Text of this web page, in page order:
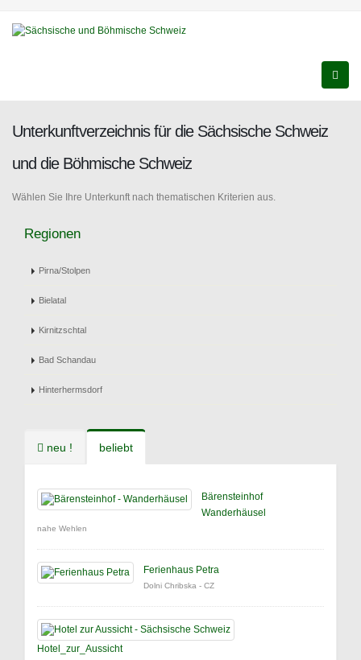
Unterkunftverzeichnis für die Sächsische Schweiz
und die Böhmische Schweiz
Wählen Sie Ihre Unterkunft nach thematischen Kriterien aus.
Regionen
Pirna/Stolpen
Bielatal
Kirnitzschtal
Bad Schandau
Hinterhermsdorf
neu ! beliebt
Bärensteinhof
Wanderhäusel
nahe Wehlen
Ferienhaus Petra
Dolni Chribska - CZ
Hotel_zur_Aussicht